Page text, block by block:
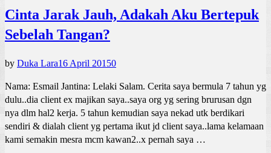
Cinta Jarak Jauh, Adakah Aku Bertepuk
Sebelah Tangan?
by Duka Lara16 April 20150
Nama: Esmail Jantina: Lelaki Salam. Cerita saya bermula 7 tahun yg
dulu..dia client ex majikan saya..saya org yg sering brurusan dgn
nya dlm hal2 kerja. 5 tahun kemudian saya nekad utk berdikari
sendiri & dialah client yg pertama ikut jd client saya..lama kelamaan
kami semakin mesra mcm kawan2..x pernah saya …